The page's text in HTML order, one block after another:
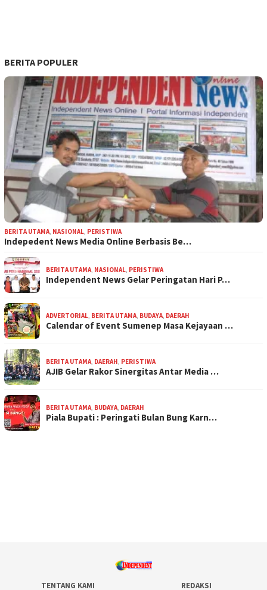
BERITA POPULER
BERITA UTAMA, NASIONAL, PERISTIWA
Indepedent News Media Online Berbasis Be…
BERITA UTAMA, NASIONAL, PERISTIWA
Independent News Gelar Peringatan Hari P…
ADVERTORIAL, BERITA UTAMA, BUDAYA, DAERAH
Calendar of Event Sumenep Masa Kejayaan …
BERITA UTAMA, DAERAH, PERISTIWA
AJIB Gelar Rakor Sinergitas Antar Media …
BERITA UTAMA, BUDAYA, DAERAH
Piala Bupati : Peringati Bulan Bung Karn…
TENTANG KAMI REDAKSI